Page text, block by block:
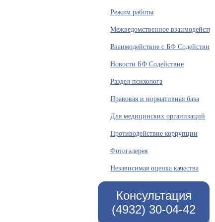
Режим работы
Межведомственное взаимодействие
Взаимодействие с БФ Содействие
Новости БФ Содействие
Раздел психолога
Правовая и нормативная база
Для медицинских организаций
Противодействие коррупции
Фотогалерея
Независимая оценка качества
Консультация
(4932) 30-04-42